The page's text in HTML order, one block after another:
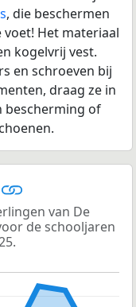
, die beschermen
Het materiaal
kogelvrij vest.
en schroeven bij
draag ze in
bescherming of
van De
de schooljaren